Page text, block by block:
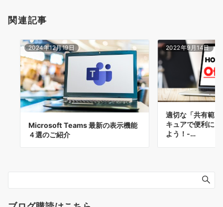
関連記事
2024年12月19日
Microsoft Teams 最新の表示機能
４選のご紹介
2022年9月14日
適切な「共有範
キュアで便利に
よう！-…